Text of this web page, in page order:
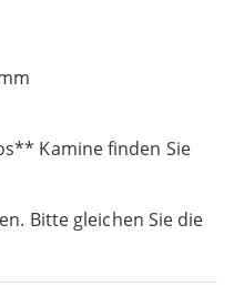
Kamine finden Sie
Bitte gleichen Sie die